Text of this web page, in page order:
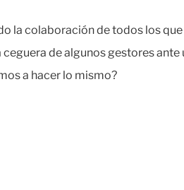
la colaboración de todos los
de algunos gestores
a hacer lo mismo?